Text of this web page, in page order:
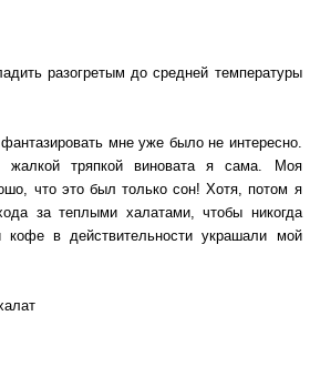
разогретым до средней температуры
мне уже было не интересно.
тряпкой виновата я сама. Моя
что это был только сон! Хотя, потом я
за теплыми халатами, чтобы никогда
в действительности украшали мой